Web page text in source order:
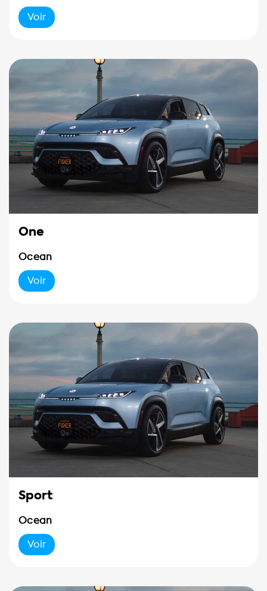
Voir
One
Ocean
Voir
Sport
Ocean
Voir